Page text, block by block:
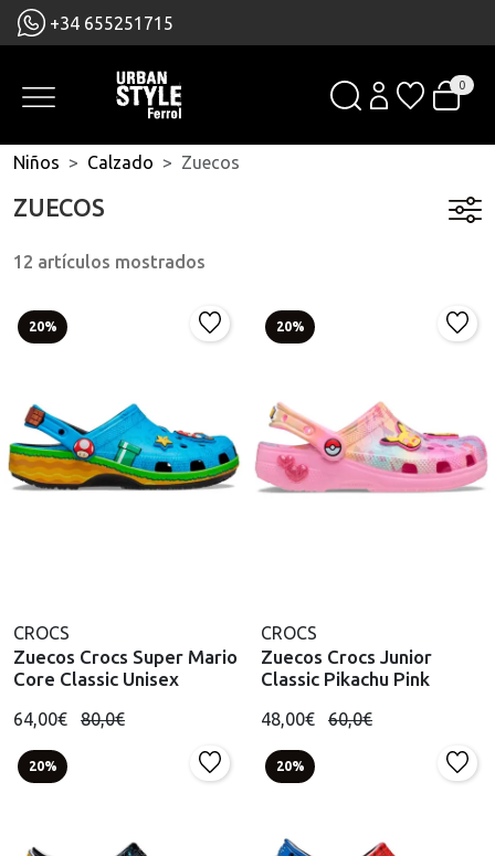
+34 655251715
0
Niños Calzado Zuecos
ZUECOS
12 artículos mostrados
20%
CROCS
Zuecos Crocs Super Mario
Core Classic Unisex
64,00€ 80,0€
20%
CROCS
Zuecos Crocs Junior
Classic Pikachu Pink
48,00€ 60,0€
20% 20%